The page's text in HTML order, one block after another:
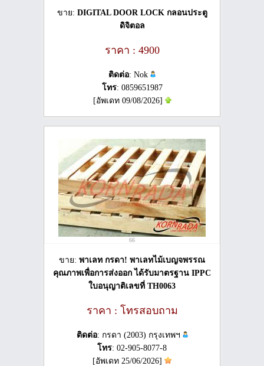
ขาย: DIGITAL DOOR LOCK กลอนประตู
ดิจิตอล
ราคา : 4900
ติดต่อ: Nok
โทร: 0859651987
[อัพเดท 09/08/2026]
66
ขาย: พาเลท กรดา! พาเลทไม้เบญจพรรณ
คุณภาพเพื่อการส่งออก ได้รับมาตรฐาน IPPC
ใบอนุญาติเลขที่ TH0063
ราคา : โทรสอบถาม
ติดต่อ: กรดา (2003) กรุงเทพฯ
โทร: 02-905-8077-8
[อัพเดท 25/06/2026]